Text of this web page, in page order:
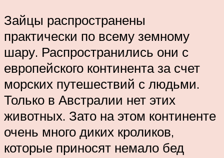
Зайцы распространены
практически по всему земному
шару. Распространились они с
европейского континента за счет
морских путешествий с людьми.
Только в Австралии нет этих
животных. Зато на этом континенте
очень много диких кроликов,
которые приносят немало бед